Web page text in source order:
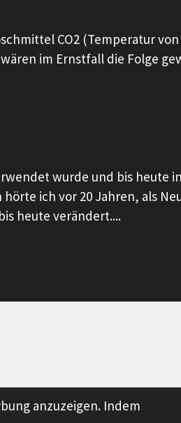
anzuzeigen. Indem
CO2 (Temperatur von
im Ernstfall die Folge
wurde und bis heute
ich vor 20 Jahren, als
heute verändert....